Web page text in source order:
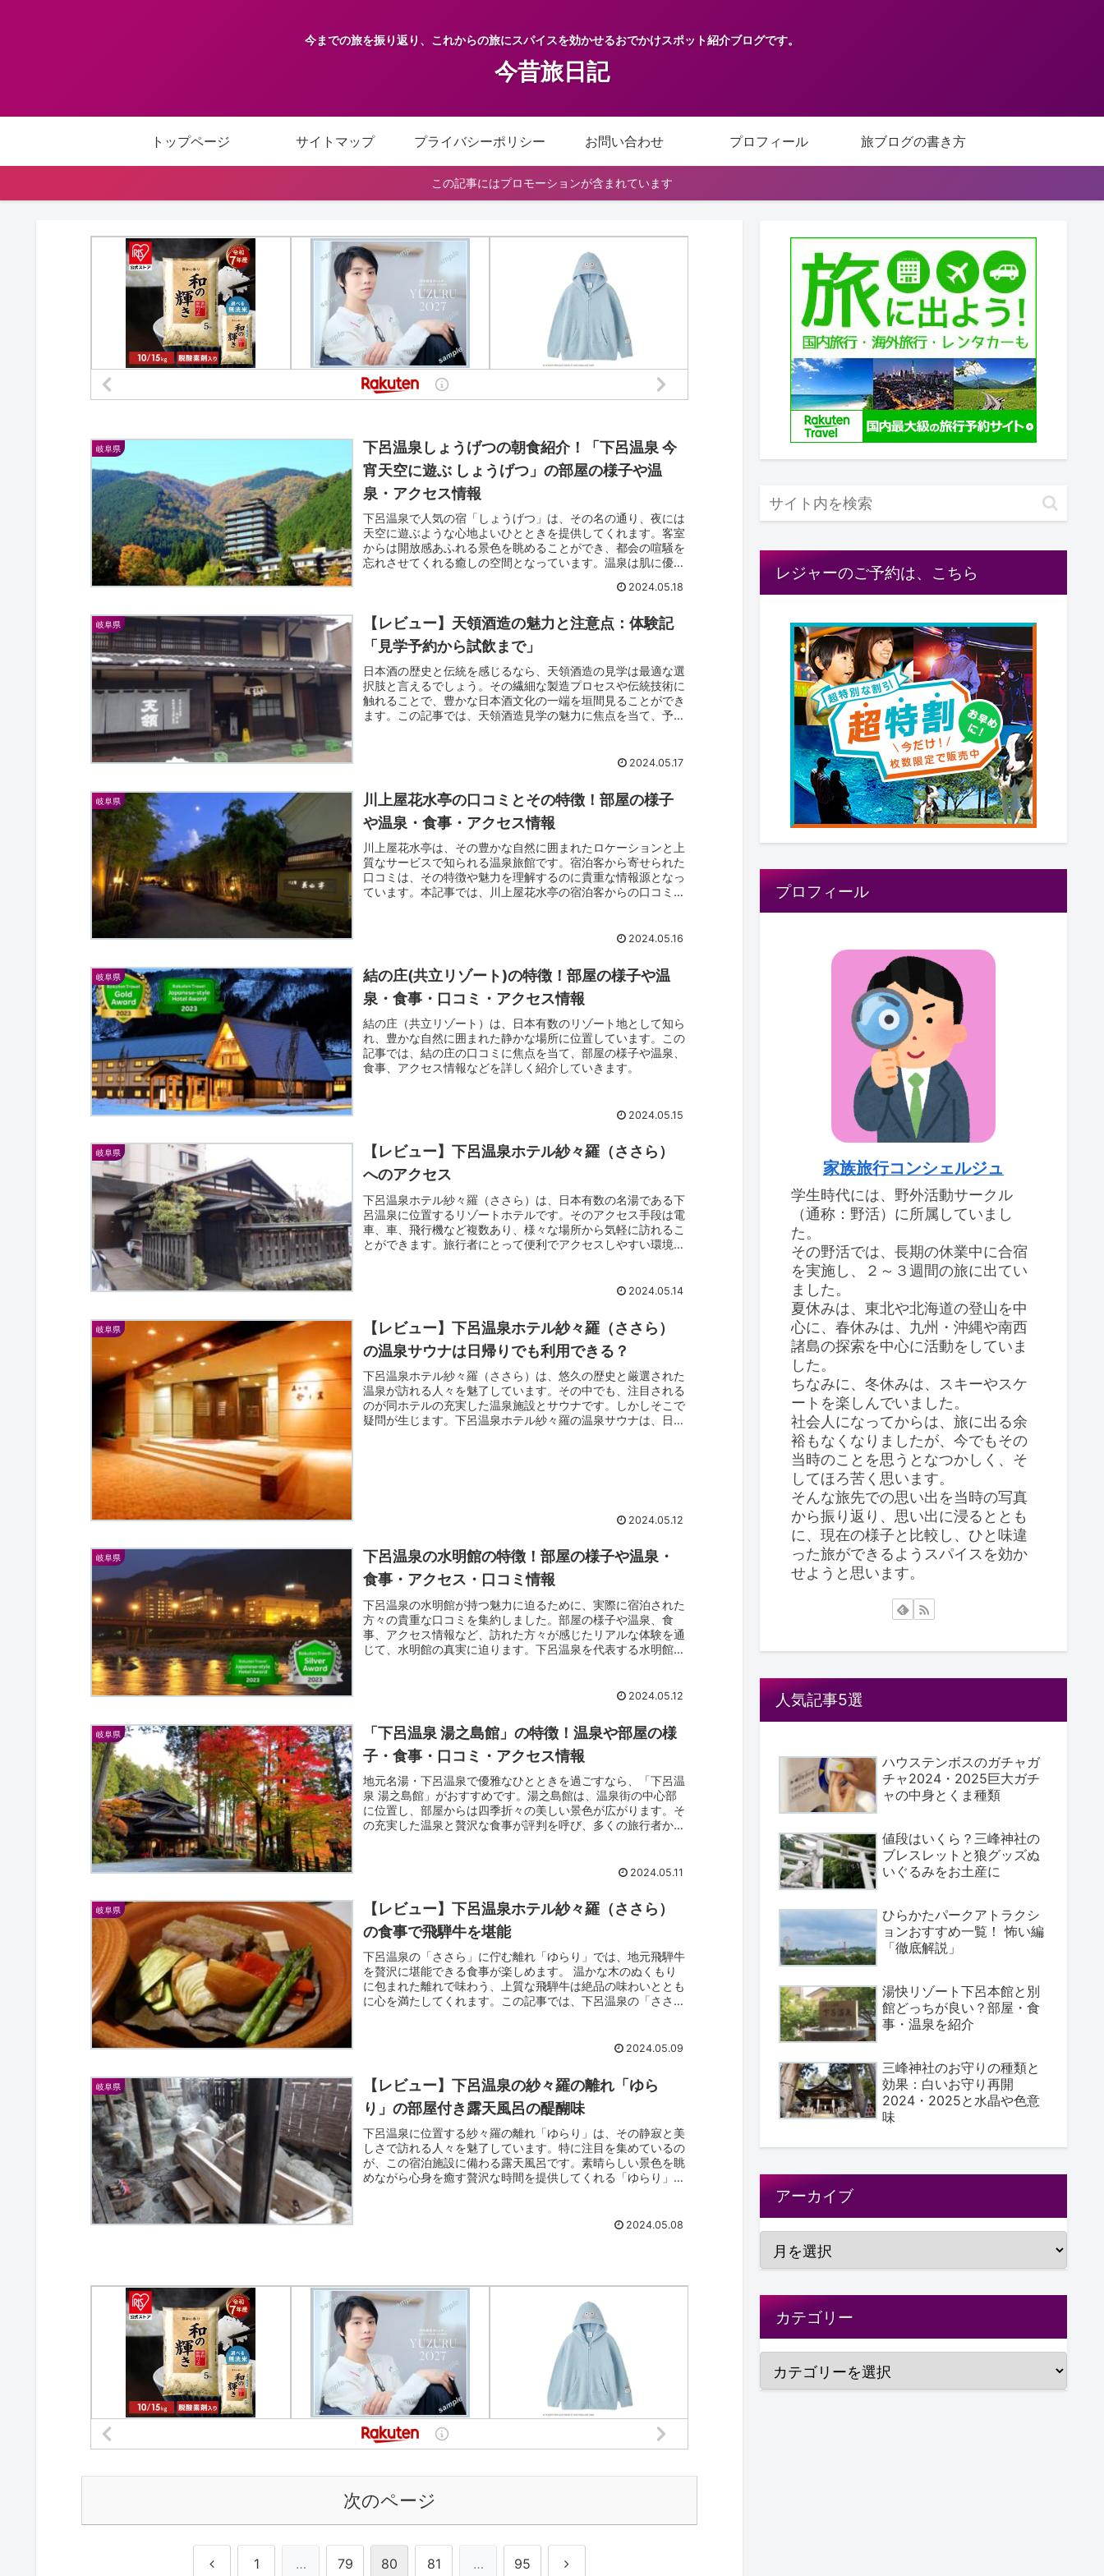
今までの旅を振り返り、これからの旅にスパイスを効かせるおでかけスポット紹介ブログです。
今昔旅日記
トップページ サイトマップ プライバシーポリシー お問い合わせ プロフィール 旅ブログの書き方
この記事にはプロモーションが含まれています
岐阜県
下呂温泉しょうげつの朝食紹介！「下呂温泉 今
宵天空に遊ぶ しょうげつ」の部屋の様子や温
泉・アクセス情報
下呂温泉で人気の宿「しょうげつ」は、その名の通り、夜には
天空に遊ぶような心地よいひとときを提供してくれます。客室
からは開放感あふれる景色を眺めることができ、都会の喧騒を
忘れさせてくれる癒しの空間となっています。温泉は肌に優し
2024.05.18
岐阜県
【レビュー】天領酒造の魅力と注意点：体験記
「見学予約から試飲まで」
日本酒の歴史と伝統を感じるなら、天領酒造の見学は最適な選
択肢と言えるでしょう。その繊細な製造プロセスや伝統技術に
触れることで、豊かな日本酒文化の一端を垣間見ることができ
ます。この記事では、天領酒造見学の魅力に焦点を当て、予約
2024.05.17
岐阜県
川上屋花水亭の口コミとその特徴！部屋の様子
や温泉・食事・アクセス情報
川上屋花水亭は、その豊かな自然に囲まれたロケーションと上
質なサービスで知られる温泉旅館です。宿泊客から寄せられた
口コミは、その特徴や魅力を理解するのに貴重な情報源となっ
ています。本記事では、川上屋花水亭の宿泊客からの口コミを
2024.05.16
岐阜県
結の庄(共立リゾート)の特徴！部屋の様子や温
泉・食事・口コミ・アクセス情報
結の庄（共立リゾート）は、日本有数のリゾート地として知ら
れ、豊かな自然に囲まれた静かな場所に位置しています。この
記事では、結の庄の口コミに焦点を当て、部屋の様子や温泉、
食事、アクセス情報などを詳しく紹介していきます。
2024.05.15
岐阜県
【レビュー】下呂温泉ホテル紗々羅（ささら）
へのアクセス
下呂温泉ホテル紗々羅（ささら）は、日本有数の名湯である下
呂温泉に位置するリゾートホテルです。そのアクセス手段は電
車、車、飛行機など複数あり、様々な場所から気軽に訪れるこ
とができます。旅行者にとって便利でアクセスしやすい環境が
2024.05.14
岐阜県
【レビュー】下呂温泉ホテル紗々羅（ささら）
の温泉サウナは日帰りでも利用できる？
下呂温泉ホテル紗々羅（ささら）は、悠久の歴史と厳選された
温泉が訪れる人々を魅了しています。その中でも、注目される
のが同ホテルの充実した温泉施設とサウナです。しかしそこで
疑問が生じます。下呂温泉ホテル紗々羅の温泉サウナは、日帰
2024.05.12
岐阜県
下呂温泉の水明館の特徴！部屋の様子や温泉・
食事・アクセス・口コミ情報
下呂温泉の水明館が持つ魅力に迫るために、実際に宿泊された
方々の貴重な口コミを集約しました。部屋の様子や温泉、食
事、アクセス情報など、訪れた方々が感じたリアルな体験を通
じて、水明館の真実に迫ります。下呂温泉を代表する水明館
2024.05.12
岐阜県
「下呂温泉 湯之島館」の特徴！温泉や部屋の様
子・食事・口コミ・アクセス情報
地元名湯・下呂温泉で優雅なひとときを過ごすなら、「下呂温
泉 湯之島館」がおすすめです。湯之島館は、温泉街の中心部
に位置し、部屋からは四季折々の美しい景色が広がります。そ
の充実した温泉と贅沢な食事が評判を呼び、多くの旅行者から
2024.05.11
岐阜県
【レビュー】下呂温泉ホテル紗々羅（ささら）
の食事で飛騨牛を堪能
下呂温泉の「ささら」に佇む離れ「ゆらり」では、地元飛騨牛
を贅沢に堪能できる食事が楽しめます。 温かな木のぬくもり
に包まれた離れで味わう、上質な飛騨牛は絶品の味わいととも
に心を満たしてくれます。この記事では、下呂温泉の「ささ
2024.05.09
岐阜県
【レビュー】下呂温泉の紗々羅の離れ「ゆら
り」の部屋付き露天風呂の醍醐味
下呂温泉に位置する紗々羅の離れ「ゆらり」は、その静寂と美
しさで訪れる人々を魅了しています。特に注目を集めているの
が、この宿泊施設に備わる露天風呂です。素晴らしい景色を眺
めながら心身を癒す贅沢な時間を提供してくれる「ゆらり」の
2024.05.08
次のページ
前 1 … 79 80 81 … 95 次
レジャーのご予約は、こちら
プロフィール
家族旅行コンシェルジュ
学生時代には、野外活動サークル
（通称：野活）に所属していまし
た。
その野活では、長期の休業中に合宿
を実施し、２～３週間の旅に出てい
ました。
夏休みは、東北や北海道の登山を中
心に、春休みは、九州・沖縄や南西
諸島の探索を中心に活動をしていま
した。
ちなみに、冬休みは、スキーやスケ
ートを楽しんでいました。
社会人になってからは、旅に出る余
裕もなくなりましたが、今でもその
当時のことを思うとなつかしく、そ
してほろ苦く思います。
そんな旅先での思い出を当時の写真
から振り返り、思い出に浸るととも
に、現在の様子と比較し、ひと味違
った旅ができるようスパイスを効か
せようと思います。
人気記事5選
ハウステンボスのガチャガ
チャ2024・2025巨大ガチ
ャの中身とくま種類
値段はいくら？三峰神社の
ブレスレットと狼グッズぬ
いぐるみをお土産に
ひらかたパークアトラクシ
ョンおすすめ一覧！ 怖い編
「徹底解説」
湯快リゾート下呂本館と別
館どっちが良い？部屋・食
事・温泉を紹介
三峰神社のお守りの種類と
効果：白いお守り再開
2024・2025と水晶や色意
味
アーカイブ
カテゴリー